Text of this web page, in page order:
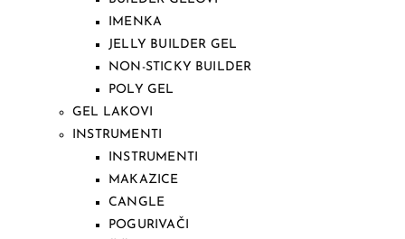
IMENKA
JELLY BUILDER GEL
NON-STICKY BUILDER
POLY GEL
GEL LAKOVI
INSTRUMENTI
INSTRUMENTI
MAKAZICE
CANGLE
POGURIVAČI